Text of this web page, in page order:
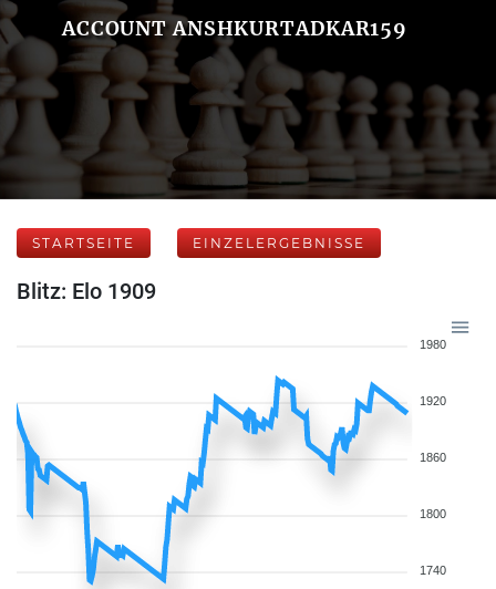
ACCOUNT ANSHKURTADKAR159
STARTSEITE EINZELERGEBNISSE
Blitz: Elo 1909
1980
1920
1860
1800
1740